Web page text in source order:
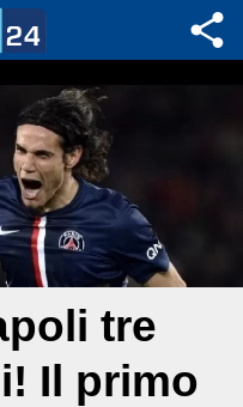
tre
Il primo